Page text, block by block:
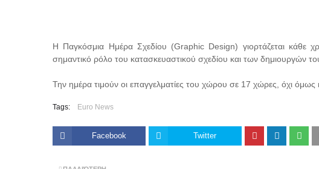
Η Παγκόσμια Ημέρα Σχεδίου (Graphic Design) γιορτάζεται κάθε
σημαντικό ρόλο του κατασκευαστικού σχεδίου και των δημιουργών
Την ημέρα τιμούν οι επαγγελματίες του χώρου σε 17 χώρες, όχι όμως
Tags: Euro News
Facebook Twitter